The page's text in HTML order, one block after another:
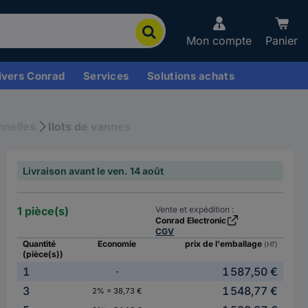
Mon compte Panier
Conrad Services Solutions achats
Ilots de vannes
Livraison avant le ven. 14 août
1 pièce(s)
Vente et expédition :
Conrad Electronic
CGV
Quantité
(pièce(s))
Economie prix de l'emballage (HT)
1 -
1 587,50 €
3
2% = 38,73 €
1 548,77 €